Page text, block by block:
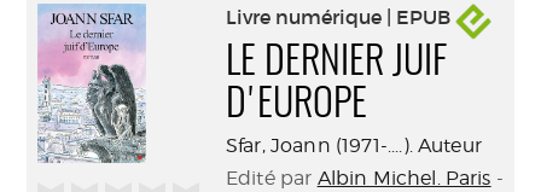
Livre numérique | EPUB
LE DERNIER JUIF
D'EUROPE
Sfar, Joann (1971-....). Auteur
Edité par Albin Michel. Paris -